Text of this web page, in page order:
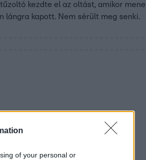
of your personal or
kezdte el az oltást, amikor
lángra kapott. Nem sérült meg senki.